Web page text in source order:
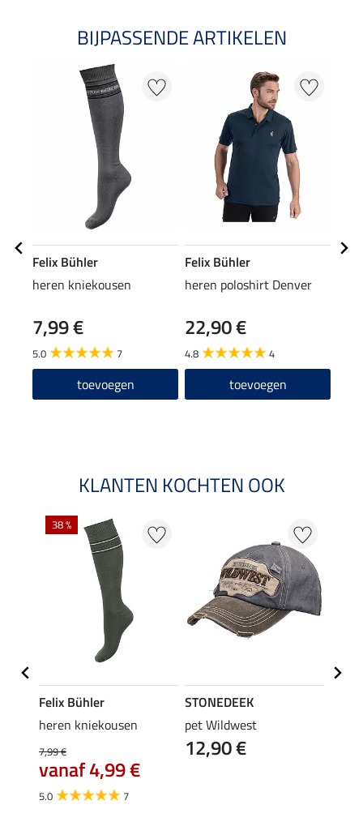
BIJPASSENDE ARTIKELEN
Felix Bühler
heren kniekousen
7,99 €
5.0 7
toevoegen
Felix Bühler
heren poloshirt Denver
22,90 €
4.8 4
toevoegen
KLANTEN KOCHTEN OOK
38 %
Felix Bühler
heren kniekousen
7,99 €
vanaf 4,99 €
5.0 7
STONEDEEK
pet Wildwest
12,90 €